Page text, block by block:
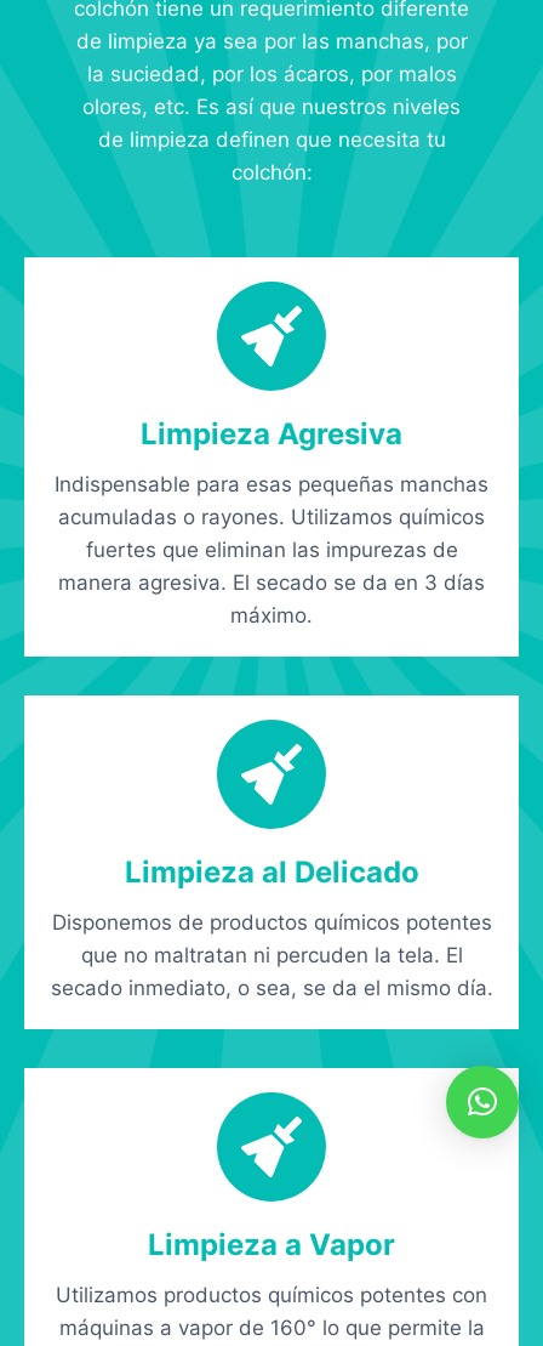
colchón tiene un requerimiento diferente
de limpieza ya sea por las manchas, por
la suciedad, por los ácaros, por malos
olores, etc. Es así que nuestros niveles
de limpieza definen que necesita tu
colchón:
Limpieza Agresiva
Indispensable para esas pequeñas manchas
acumuladas o rayones. Utilizamos químicos
fuertes que eliminan las impurezas de
manera agresiva. El secado se da en 3 días
máximo.
Limpieza al Delicado
Disponemos de productos químicos potentes
que no maltratan ni percuden la tela. El
secado inmediato, o sea, se da el mismo día.
Limpieza a Vapor
Utilizamos productos químicos potentes con
máquinas a vapor de 160° lo que permite la